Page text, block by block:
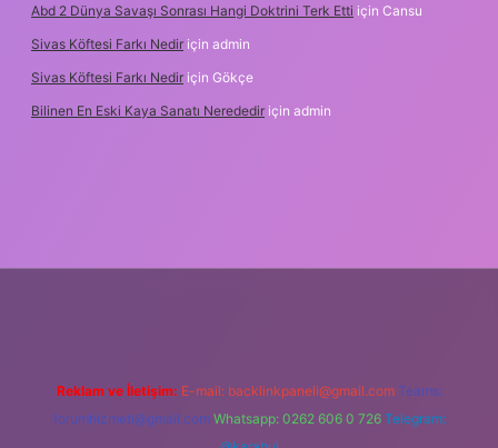
Abd 2 Dünya Savaşı Sonrası Hangi Doktrini Terk Etti için Cansu
Sivas Köftesi Farkı Nedir için admin
Sivas Köftesi Farkı Nedir için Gökçe
Bilinen En Eski Kaya Sanatı Nerededir için admin
Reklam ve İletişim: E-mail: backlinkpaneli@gmail.com Teams:
forumhizmeti@gmail.com Whatsapp: 0262 606 0 726 Telegram: